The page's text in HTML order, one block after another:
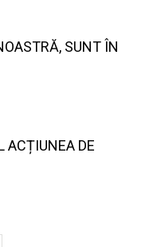
SUNT ÎN
ACȚIUNEA DE